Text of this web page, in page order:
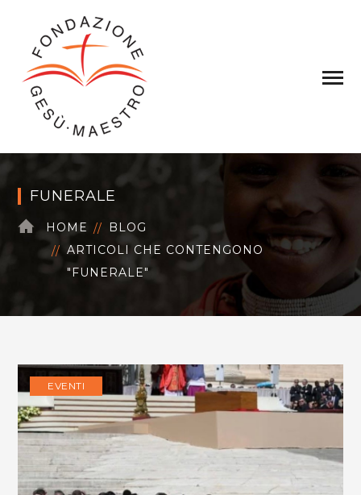
FUNERALE
HOME
BLOG
ARTICOLI CHE CONTENGONO
"FUNERALE"
EVENTI